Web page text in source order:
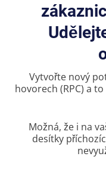
Vytvořte nový
hovorech (RPC) a
Možná, že i na
desítky